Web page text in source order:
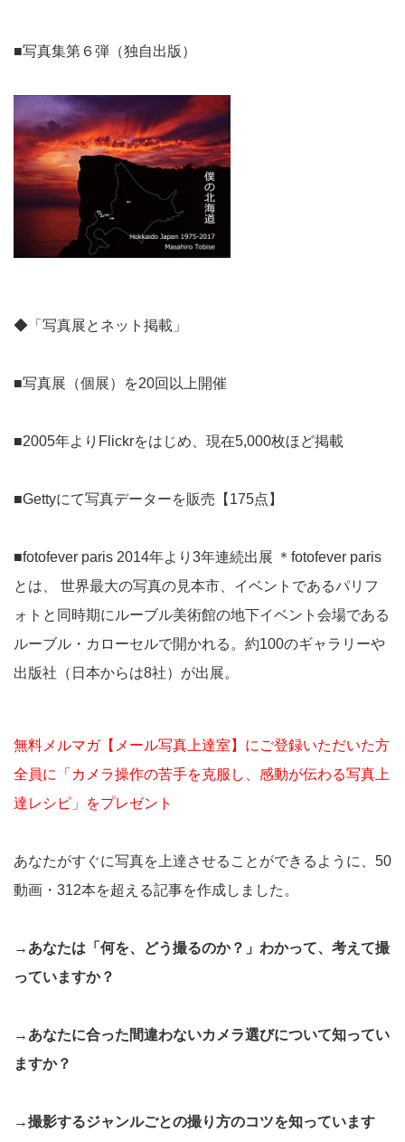
■写真集第６弾（独自出版）
◆「写真展とネット掲載」
■写真展（個展）を20回以上開催
■2005年よりFlickrをはじめ、現在5,000枚ほど掲載
■Gettyにて写真データーを販売【175点】
■fotofever paris 2014年より3年連続出展 ＊fotofever paris
とは、 世界最大の写真の見本市、イベントであるパリフ
ォトと同時期にルーブル美術館の地下イベント会場である
ルーブル・カローセルで開かれる。約100のギャラリーや
出版社（日本からは8社）が出展。
無料メルマガ【メール写真上達室】にご登録いただいた方
全員に「カメラ操作の苦手を克服し、感動が伝わる写真上
達レシピ」をプレゼント
あなたがすぐに写真を上達させることができるように、50
動画・312本を超える記事を作成しました。
→あなたは「何を、どう撮るのか？」わかって、考えて撮
っていますか？
→あなたに合った間違わないカメラ選びについて知ってい
ますか？
→撮影するジャンルごとの撮り方のコツを知っています